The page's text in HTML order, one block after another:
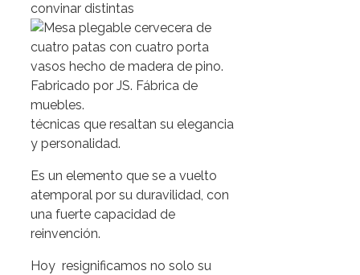
convinar distintas
técnicas que resaltan su elegancia
y personalidad.
Es un elemento que se a vuelto
atemporal por su duravilidad, con
una fuerte capacidad de
reinvención.
Hoy resignificamos no solo su